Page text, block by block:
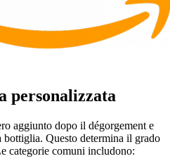
personalizzata
aggiunto dopo il dégorgement e
Questo determina il grado
categorie comuni includono: